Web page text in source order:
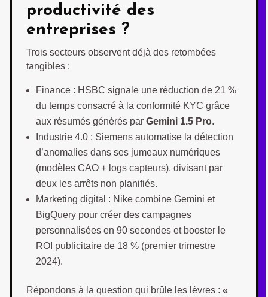
productivité des
entreprises ?
Trois secteurs observent déjà des retombées
tangibles :
Finance : HSBC signale une réduction de 21 %
du temps consacré à la conformité KYC grâce
aux résumés générés par Gemini 1.5 Pro.
Industrie 4.0 : Siemens automatise la détection
d’anomalies dans ses jumeaux numériques
(modèles CAO + logs capteurs), divisant par
deux les arrêts non planifiés.
Marketing digital : Nike combine Gemini et
BigQuery pour créer des campagnes
personnalisées en 90 secondes et booster le
ROI publicitaire de 18 % (premier trimestre
2024).
Répondons à la question qui brûle les lèvres : «